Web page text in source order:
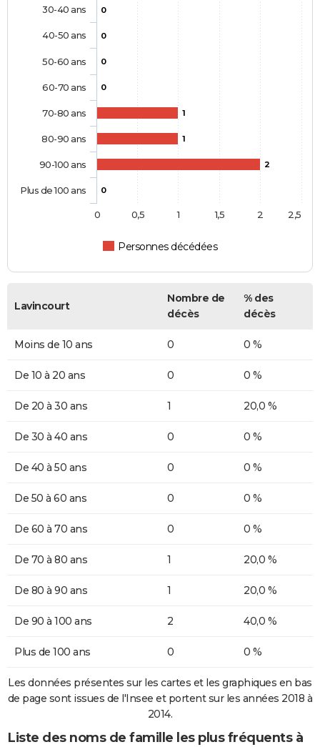
0
0
0
0
1
1
2
0
Personnes décédées
30-40 ans
40-50 ans
50-60 ans
60-70 ans
70-80 ans
80-90 ans
90-100 ans
Plus de 100 ans
0 0,5 1 1,5 2 2,5
Lavincourt
Nombre de
décès
% des
décès
Moins de 10 ans 0 0 %
De 10 à 20 ans 0 0 %
De 20 à 30 ans 1 20,0 %
De 30 à 40 ans 0 0 %
De 40 à 50 ans 0 0 %
De 50 à 60 ans 0 0 %
De 60 à 70 ans 0 0 %
De 70 à 80 ans 1 20,0 %
De 80 à 90 ans 1 20,0 %
De 90 à 100 ans 2 40,0 %
Plus de 100 ans 0 0 %
Les données présentes sur les cartes et les graphiques en bas
de page sont issues de l'Insee et portent sur les années 2018 à
2014.
Liste des noms de famille les plus fréquents à